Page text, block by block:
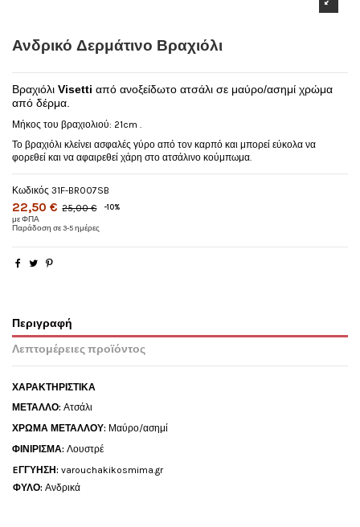
Ανδρικό Δερμάτινο Βραχιόλι
Βραχιόλι Visetti από ανοξείδωτο ατσάλι σε μαύρο/ασημί χρώμα
από δέρμα.
Μήκος του βραχιολιού: 21cm .
Το βραχιόλι κλείνει ασφαλές γύρο από τον καρπό και μπορεί εύκολα να
φορεθεί και να αφαιρεθεί χάρη στο ατσάλινο κούμπωμα.
Κωδικός 31F-BR007SB
22,50 € 25,00 € -10%
με ΦΠΑ
Παράδοση σε 3-5 ημέρες
Περιγραφή
Λεπτομέρειες προϊόντος
ΧΑΡΑΚΤΗΡΙΣΤΙΚΑ
ΜΕΤΑΛΛΟ: Ατσάλι
ΧΡΩΜΑ ΜΕΤΑΛΛΟΥ: Μαύρο/ασημί
ΦΙΝΙΡΙΣΜΑ: Λουστρέ
EΓΓΥΗΣΗ: varouchakikosmima.gr
ΦΥΛΟ: Ανδρικά